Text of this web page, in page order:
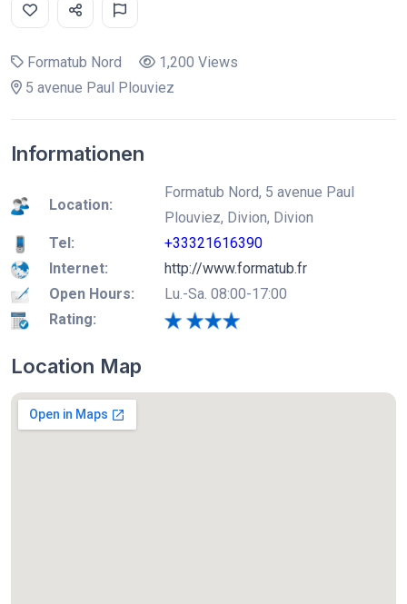
Formatub Nord
1,200 Views
5 avenue Paul Plouviez
Informationen
Location:
Formatub Nord, 5 avenue Paul
Plouviez, Divion, Divion
Tel:
+33321616390
Internet:
http://www.formatub.fr
Open Hours:
Lu.-Sa. 08:00-17:00
Rating:
Location Map